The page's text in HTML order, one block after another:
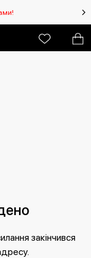
Чоловікам |
закінчився